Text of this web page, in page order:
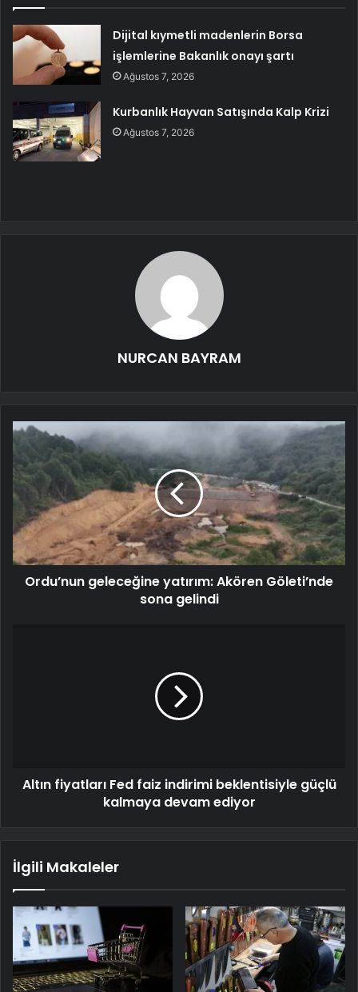
Dijital kıymetli madenlerin Borsa
işlemlerine Bakanlık onayı şartı
Ağustos 7, 2026
Kurbanlık Hayvan Satışında Kalp Krizi
Ağustos 7, 2026
NURCAN BAYRAM
Ordu’nun geleceğine yatırım: Akören Göleti’nde
sona gelindi
Altın fiyatları Fed faiz indirimi beklentisiyle güçlü
kalmaya devam ediyor
İlgili Makaleler